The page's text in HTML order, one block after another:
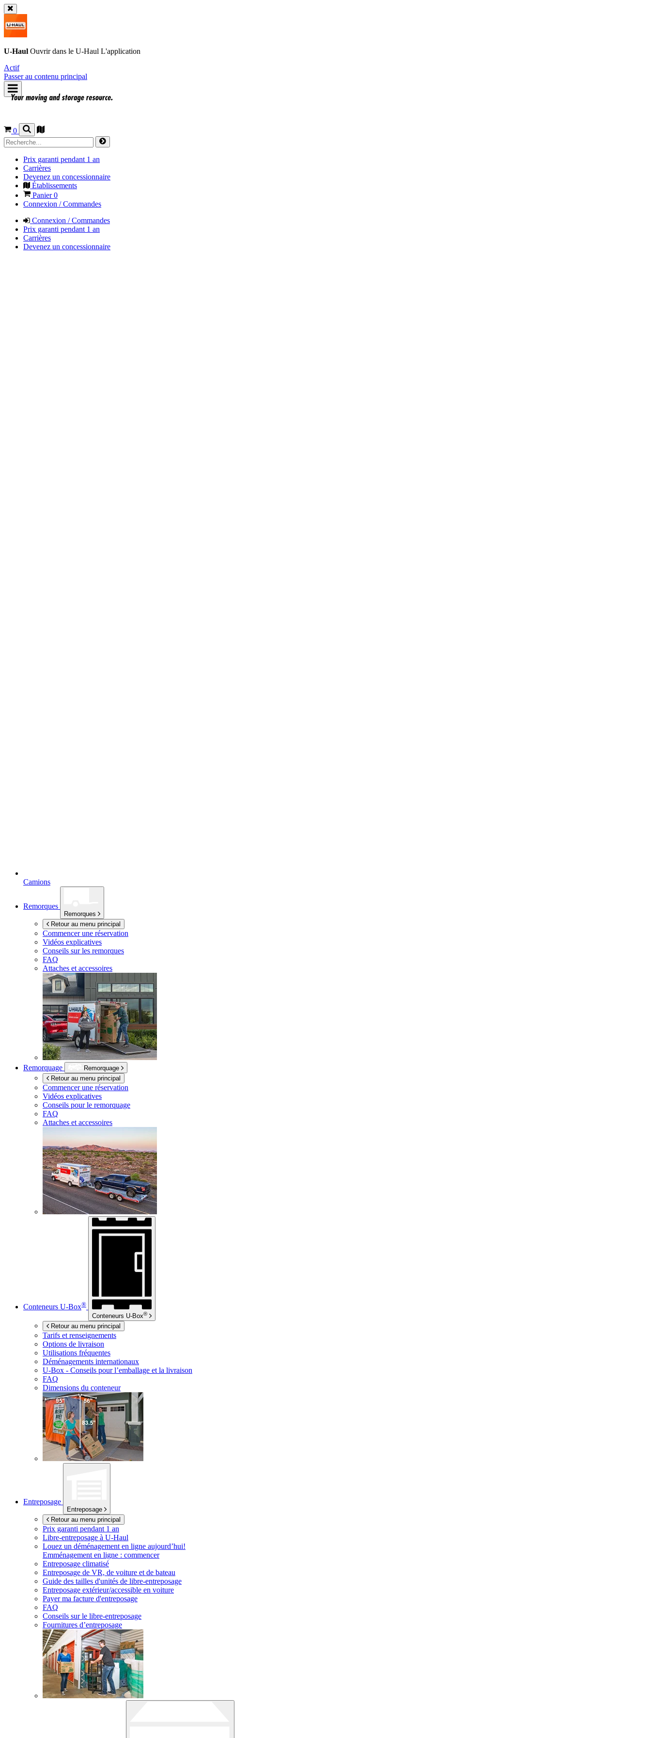
U-Haul Ouvrir dans le U-Haul L'application
Actif
Passer au contenu principal
0
Prix garanti pendant 1 an
Carrières
Devenez un concessionnaire
Établissements
Panier0
Connexion / Commandes
Connexion / Commandes
Prix garanti pendant 1 an
Carrières
Devenez un concessionnaire
Camions
Remorques
Remorques
Retour au menu principal
Commencer une réservation
Vidéos explicatives
Conseils sur les remorques
FAQ
Attaches et accessoires
Remorquage
Remorquage
Retour au menu principal
Commencer une réservation
Vidéos explicatives
Conseils pour le remorquage
FAQ
Attaches et accessoires
Conteneurs U-Box®
Conteneurs U-Box®
Retour au menu principal
Tarifs et renseignements
Options de livraison
Utilisations fréquentes
Déménagements internationaux
U-Box - Conseils pour l’emballage et la livraison
FAQ
Dimensions du conteneur
Entreposage
Entreposage
Retour au menu principal
Prix garanti pendant 1 an
Libre-entreposage à U-Haul
Louez un déménagement en ligne aujourd’hui!
Emménagement en ligne : commencer
Entreposage climatisé
Entreposage de VR, de voiture et de bateau
Guide des tailles d'unités de libre-entreposage
Entreposage extérieur/accessible en voiture
Payer ma facture d'entreposage
FAQ
Conseils sur le libre-entreposage
Fournitures d’entreposage